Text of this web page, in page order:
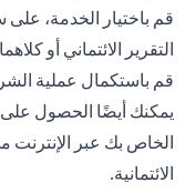
قم باختيار الخدمة، على
التقرير الائتماني أو كلاهما
قم باستكمال عملية
يمكنك أيضًا الحصول على
الخاص بك عبر الإنترنت
الائتمانية.